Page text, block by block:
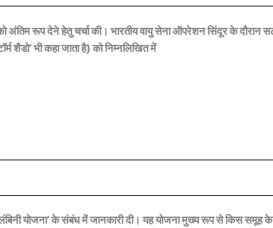
रूप देने हेतु चर्चा की। भारतीय वायु सेना ऑपरेशन सिंदूर के दौरान
शैडो’ भी कहा जाता है) को निम्नलिखित में
योजना’ के संबंध में जानकारी दी। यह योजना मुख्य रूप से किस समूह के